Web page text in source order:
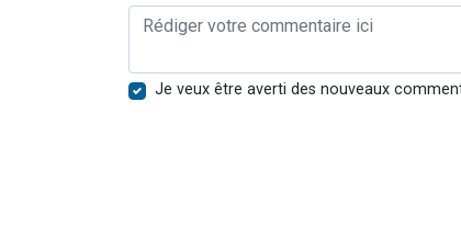
Je veux être averti des nouveaux